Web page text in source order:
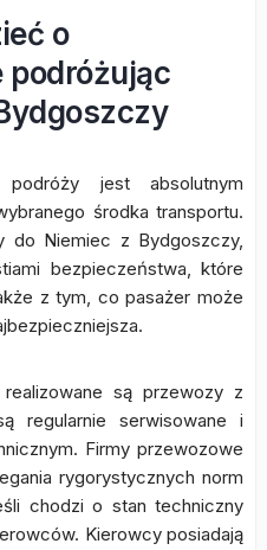
o
podróżując
podróży jest absolutnym
środka transportu.
do Niemiec z Bydgoszczy,
bezpieczeństwa, które
z tym, co pasażer może
są przewozy z
regularnie serwisowane i
Firmy przewozowe
rygorystycznych norm
chodzi o stan techniczny
Kierowcy posiadają